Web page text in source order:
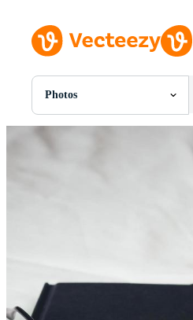
Photos
Toutes Images